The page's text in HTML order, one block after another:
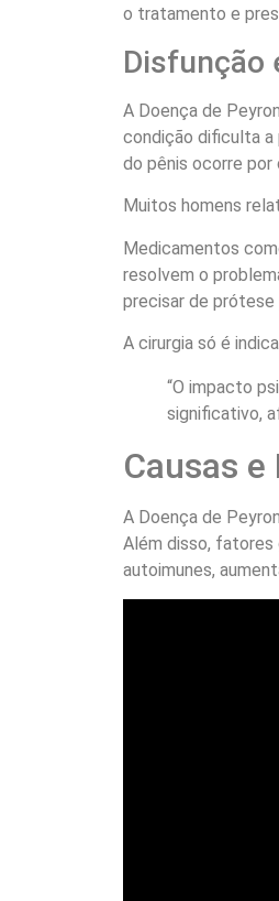
o tratamento e
Disfunção
A Doença de
condição dificulta a
do pênis ocorre por
Muitos homens
Medicamentos
resolvem o
precisar de prótese
A cirurgia só é
“O impacto
significativo,
Causas
A Doença de
Além disso,
autoimunes,